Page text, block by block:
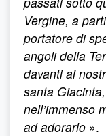
Vergine, a
portatore di
angoli della
davanti ai
santa
nell’immenso
ad adorarlo ».